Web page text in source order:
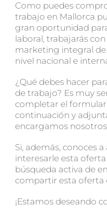
Como puedes
trabajo en Mallorca
gran oportunidad
laboral, trabajarás
marketing integral
nivel nacional e
¿Qué debes hacer
de trabajo? Es muy
completar el
continuación y
encargamos
Si, además, conoces
interesarle esta
búsqueda activa de
compartir esta oferta
¡Estamos deseando